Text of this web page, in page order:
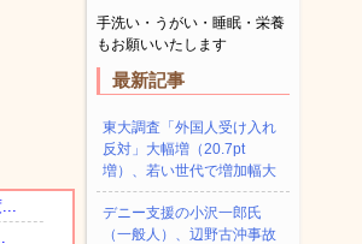
手洗い・うがい・睡眠・栄養
もお願いいたします
最新記事
東大調査「外国人受け入れ
反対」大幅増（20.7pt
増）、若い世代で増加幅大
デニー支援の小沢一郎氏
（一般人）、辺野古沖事故